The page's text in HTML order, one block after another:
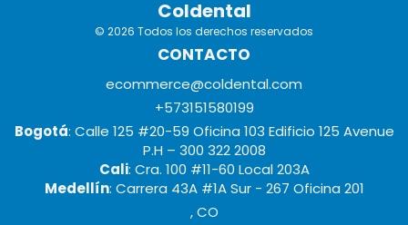
Coldental
© 2026 Todos los derechos reservados
CONTACTO
ecommerce@coldental.com
+573151580199
Bogotá: Calle 125 #20-59 Oficina 103 Edificio 125 Avenue
P.H – 300 322 2008
Cali: Cra. 100 #11-60 Local 203A
Medellín: Carrera 43A #1A Sur - 267 Oficina 201
, CO